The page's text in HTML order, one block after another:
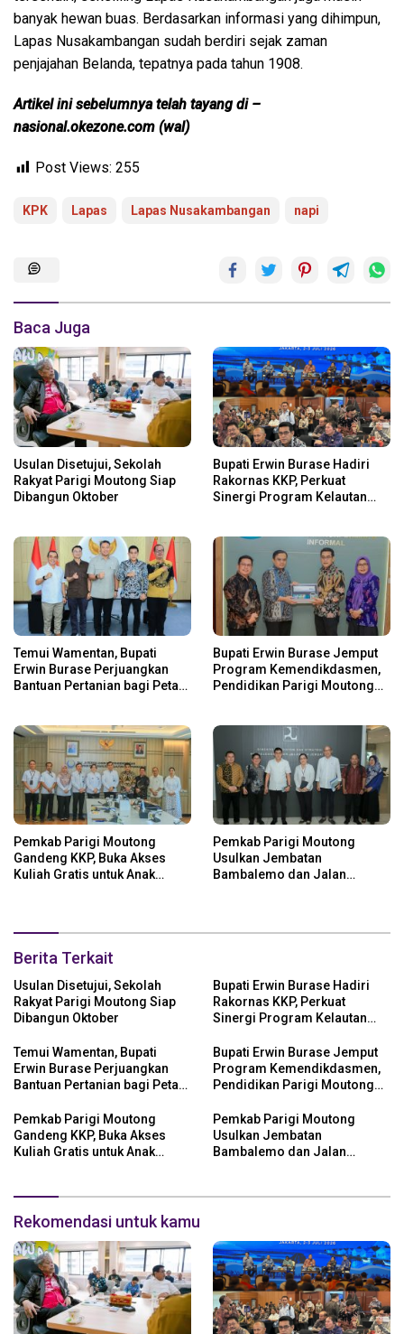
banyak hewan buas. Berdasarkan informasi yang dihimpun,
Lapas Nusakambangan sudah berdiri sejak zaman
penjajahan Belanda, tepatnya pada tahun 1908.
Artikel ini sebelumnya telah tayang di –
nasional.okezone.com (wal)
Post Views: 255
KPK Lapas Lapas Nusakambangan napi
Baca Juga
Usulan Disetujui, Sekolah
Rakyat Parigi Moutong Siap
Dibangun Oktober
Bupati Erwin Burase Hadiri
Rakornas KKP, Perkuat
Sinergi Program Kelautan
Temui Wamentan, Bupati
Erwin Burase Perjuangkan
Bantuan Pertanian bagi Petani
Bupati Erwin Burase Jemput
Program Kemendikdasmen,
Pendidikan Parigi Moutong
Pemkab Parigi Moutong
Gandeng KKP, Buka Akses
Kuliah Gratis untuk Anak
Pemkab Parigi Moutong
Usulkan Jembatan
Bambalemo dan Jalan
Berita Terkait
Usulan Disetujui, Sekolah
Rakyat Parigi Moutong Siap
Dibangun Oktober
Bupati Erwin Burase Hadiri
Rakornas KKP, Perkuat
Sinergi Program Kelautan
Temui Wamentan, Bupati
Erwin Burase Perjuangkan
Bantuan Pertanian bagi Petani
Bupati Erwin Burase Jemput
Program Kemendikdasmen,
Pendidikan Parigi Moutong
Pemkab Parigi Moutong
Gandeng KKP, Buka Akses
Kuliah Gratis untuk Anak
Pemkab Parigi Moutong
Usulkan Jembatan
Bambalemo dan Jalan
Rekomendasi untuk kamu